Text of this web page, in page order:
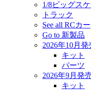
1/8ビッグス
トラック
See all RCカー
Go to 新製品
2026年10月発
キット
パーツ
2026年9月発
キット